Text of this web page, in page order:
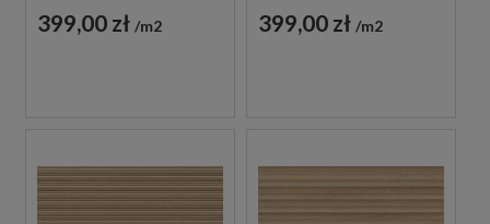
399,00 zł m2
DREWNOPODOBNA
399,00 zł m2